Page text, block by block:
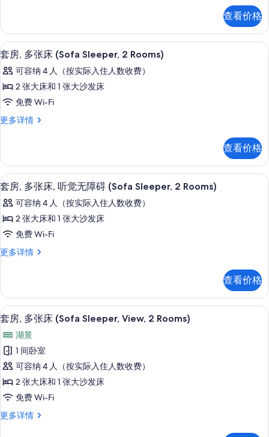
(Sofa
Sleeper,
Tub)
的
所
有
照
(Sofa
Sleeper,
Tub)
更
多
信
息
床,
听
觉
无
障
碍,
露
in
Shower)
的
所
有
照
片
特
大
床,
觉
无
碍,
露
台
Shower)
多
信
息
查看价格
显
示
套
房,
张
(Sofa
Sleeper,
2
Rooms)
的
所
照
高档床上用品、客房内保险箱、办公
4
套房, 多张床 (Sofa Sleeper, 2 Rooms)
可容纳 4 人（按实际入住人数收费）
2 张大床和 1 张大沙发床
免费 Wi-Fi
更多详情
套
床
(Sofa
Sleeper,
Rooms)
更
信
息
查看价格
显
示
套
房,
张
听
觉
无
障
碍
(Sofa
Sleeper,
2
Rooms)
的
高档床上用品、客房内保险箱、办公
4
套房, 多张床, 听觉无障碍 (Sofa Sleeper, 2 Rooms)
可容纳 4 人（按实际入住人数收费）
2 张大床和 1 张大沙发床
免费 Wi-Fi
更多详情
套
床,
听
觉
障
碍
(Sofa
Sleeper,
2
Rooms)
更
多
查看价格
显
套
房,
多
张
(Sofa
高档床上用品、客房内保险箱、办公
4
套房, 多张床 (Sofa Sleeper, View, 2 Rooms)
湖景
1 间卧室
可容纳 4 人（按实际入住人数收费）
2 张大床和 1 张大沙发床
免费 Wi-Fi
更多详情
套